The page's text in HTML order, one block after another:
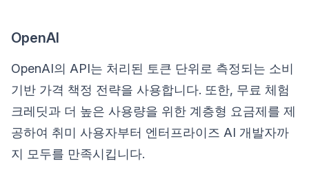
OpenAI
OpenAI의 API는 처리된 토큰 단위로 측정되는 소비
기반 가격 책정 전략을 사용합니다. 또한, 무료 체험
크레딧과 더 높은 사용량을 위한 계층형 요금제를 제
공하여 취미 사용자부터 엔터프라이즈 AI 개발자까
지 모두를 만족시킵니다.